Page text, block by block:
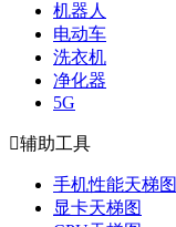
机器人
电动车
洗衣机
净化器
5G
辅助工具
手机性能天梯图
显卡天梯图